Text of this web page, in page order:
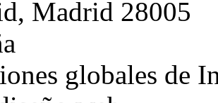
Madrid 28005
globales de